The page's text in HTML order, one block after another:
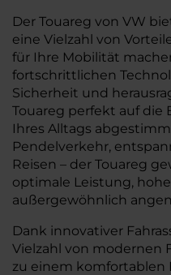
Der Touareg von VW
eine Vielzahl von
für Ihre Mobilität
fortschrittlichen
Sicherheit und
Touareg perfekt auf die
Ihres Alltags
Pendelverkehr,
Reisen – der Touareg
optimale Leistung,
außergewöhnlich
Dank innovativer
Vielzahl von modernen
zu einem komfortablen